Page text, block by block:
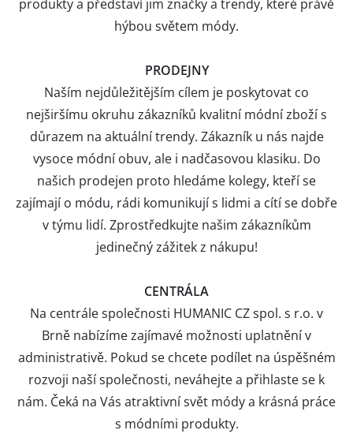
produkty a představí jim značky a trendy, které právě
hýbou světem módy.
PRODEJNY
Naším nejdůležitějším cílem je poskytovat co
nejširšímu okruhu zákazníků kvalitní módní zboží s
důrazem na aktuální trendy. Zákazník u nás najde
vysoce módní obuv, ale i nadčasovou klasiku. Do
našich prodejen proto hledáme kolegy, kteří se
zajímají o módu, rádi komunikují s lidmi a cítí se dobře
v týmu lidí. Zprostředkujte našim zákazníkům
jedinečný zážitek z nákupu!
CENTRÁLA
Na centrále společnosti HUMANIC CZ spol. s r.o. v
Brně nabízíme zajímavé možnosti uplatnění v
administrativě. Pokud se chcete podílet na úspěšném
rozvoji naší společnosti, neváhejte a přihlaste se k
nám. Čeká na Vás atraktivní svět módy a krásná práce
s módními produkty.